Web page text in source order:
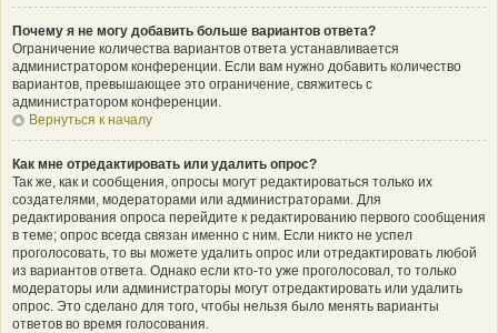
Почему я не могу добавить больше вариантов ответа?
Ограничение количества вариантов ответа устанавливается
администратором конференции. Если вам нужно добавить количество
вариантов, превышающее это ограничение, свяжитесь с
администратором конференции.
Вернуться к началу
Как мне отредактировать или удалить опрос?
Так же, как и сообщения, опросы могут редактироваться только их
создателями, модераторами или администраторами. Для
редактирования опроса перейдите к редактированию первого сообщения
в теме; опрос всегда связан именно с ним. Если никто не успел
проголосовать, то вы можете удалить опрос или отредактировать любой
из вариантов ответа. Однако если кто-то уже проголосовал, то только
модераторы или администраторы могут отредактировать или удалить
опрос. Это сделано для того, чтобы нельзя было менять варианты
ответов во время голосования.